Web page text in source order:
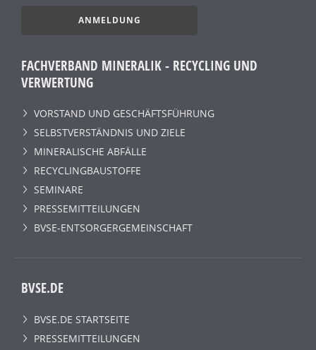
ANMELDUNG
FACHVERBAND MINERALIK - RECYCLING UND
VERWERTUNG
VORSTAND UND GESCHÄFTSFÜHRUNG
SELBSTVERSTÄNDNIS UND ZIELE
MINERALISCHE ABFÄLLE
RECYCLINGBAUSTOFFE
SEMINARE
PRESSEMITTEILUNGEN
BVSE-ENTSORGERGEMEINSCHAFT
BVSE.DE
BVSE.DE STARTSEITE
PRESSEMITTEILUNGEN